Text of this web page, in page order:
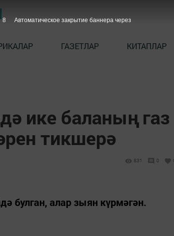
ГАЗЕТЛАР КИТАПЛАР
ике баланың газ
тикшерә
831 0
булган, алар зыян күрмәгән.
7 Автоматическое закрытие баннера через